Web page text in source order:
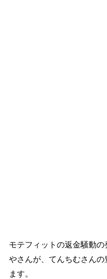
モテフィットの返金騒動の
やさんが、てんちむさんの
ます。